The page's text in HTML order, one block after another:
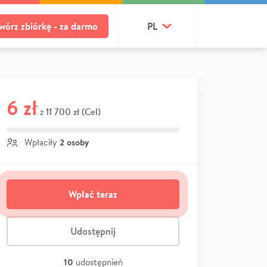
zbiórkę - za darmo PL
6 zł z 11 700 zł (Cel)
Wpłaciły 2 osoby
Wpłać teraz
Udostępnij
10 udostępnień